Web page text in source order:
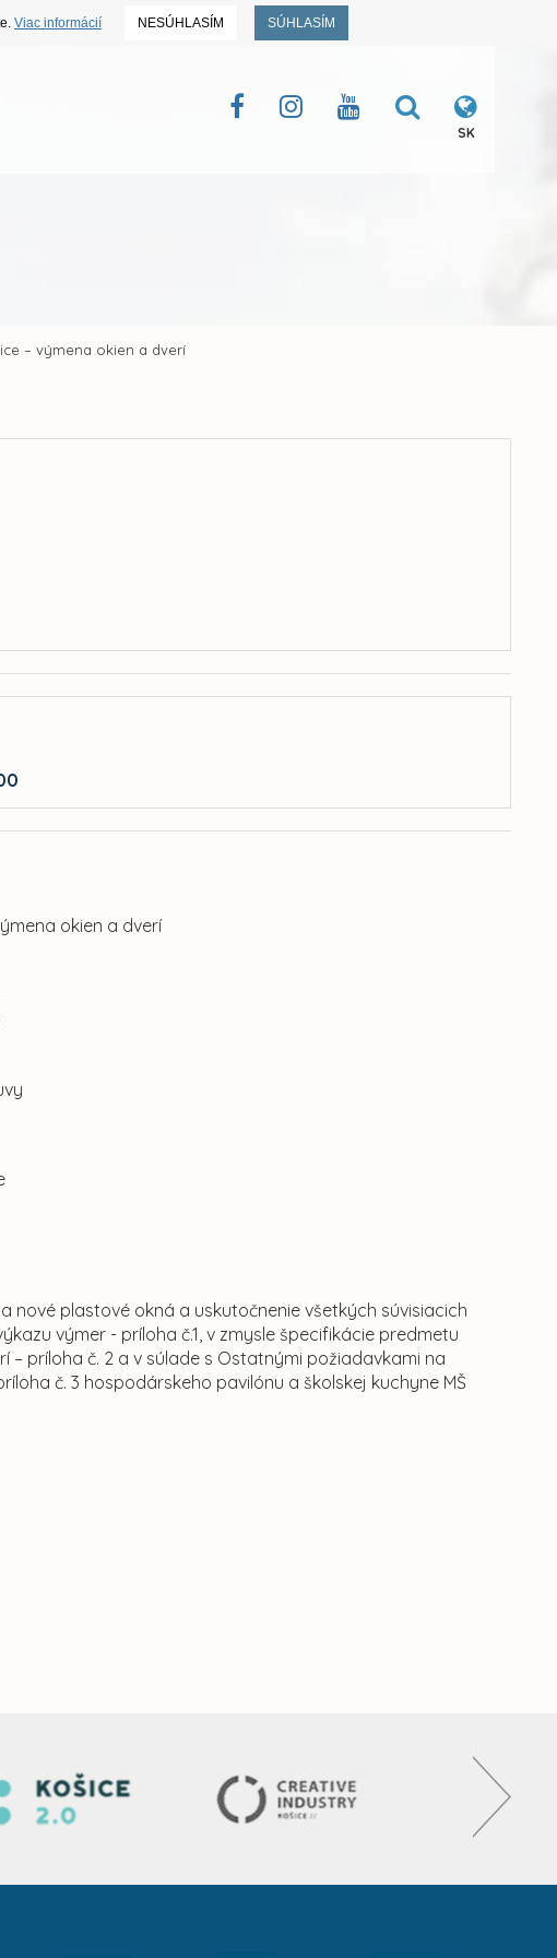
Viac informácií NESÚHLASÍM SÚHLASÍM
SK
– výmena okien a dverí
okien a dverí
nové plastové okná a uskutočnenie všetkých súvisiacich
výmer - príloha č.1, v zmysle špecifikácie predmetu
– príloha č. 2 a v súlade s Ostatnými požiadavkami na
č. 3 hospodárskeho pavilónu a školskej kuchyne MŠ